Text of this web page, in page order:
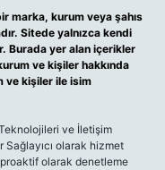
marka, kurum veya şahıs
Sitede yalnızca kendi
Burada yer alan içerikler
ve kişiler hakkında
ve kişiler ile isim
ve İletişim
Sağlayıcı olarak hizmet
olarak denetleme